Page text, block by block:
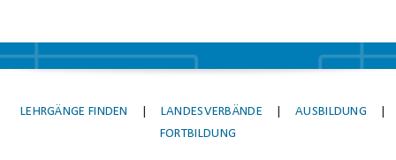
LEHRGÄNGE FINDEN LANDESVERBÄNDE AUSBILDUNG
FORTBILDUNG